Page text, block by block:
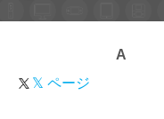
A
𝕏 ページ